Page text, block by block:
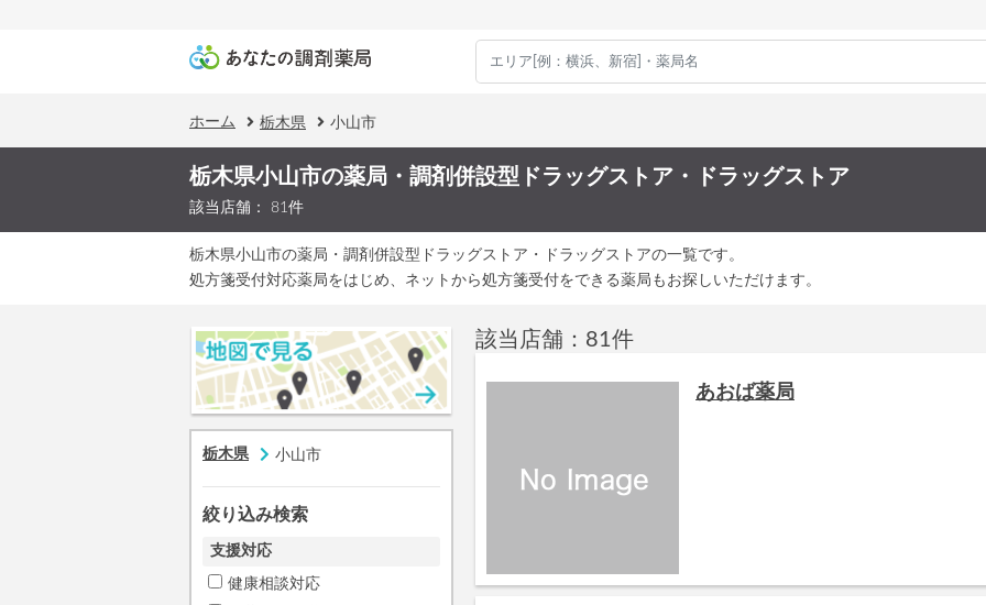
ホーム 栃木県 小山市
栃木県小山市の薬局・調剤併設型ドラッグストア・ドラッグストア
該当店舗： 81件
栃木県小山市の薬局・調剤併設型ドラッグストア・ドラッグストアの一覧です。
処方箋受付対応薬局をはじめ、ネットから処方箋受付をできる薬局もお探しいただけます。
栃木県 小山市
絞り込み検索
支援対応
健康相談対応
該当店舗：81件
あおば薬局